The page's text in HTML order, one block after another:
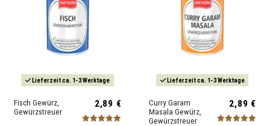
Lieferzeit ca. 1-3 Werktage
Fisch Gewürz,
Gewürzstreuer
2,89 €
Lieferzeit ca. 1-3 Werktage
Curry Garam
Masala Gewürz,
Gewürzstreuer
2,89 €